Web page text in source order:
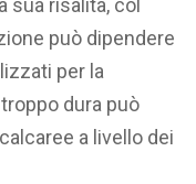
sua risalita, col
può dipendere
per la
dura può
a livello dei